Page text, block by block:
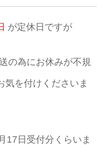
が定休日ですが
の為にお休みが不規
気を付けくださいま
17日受付分くらいま